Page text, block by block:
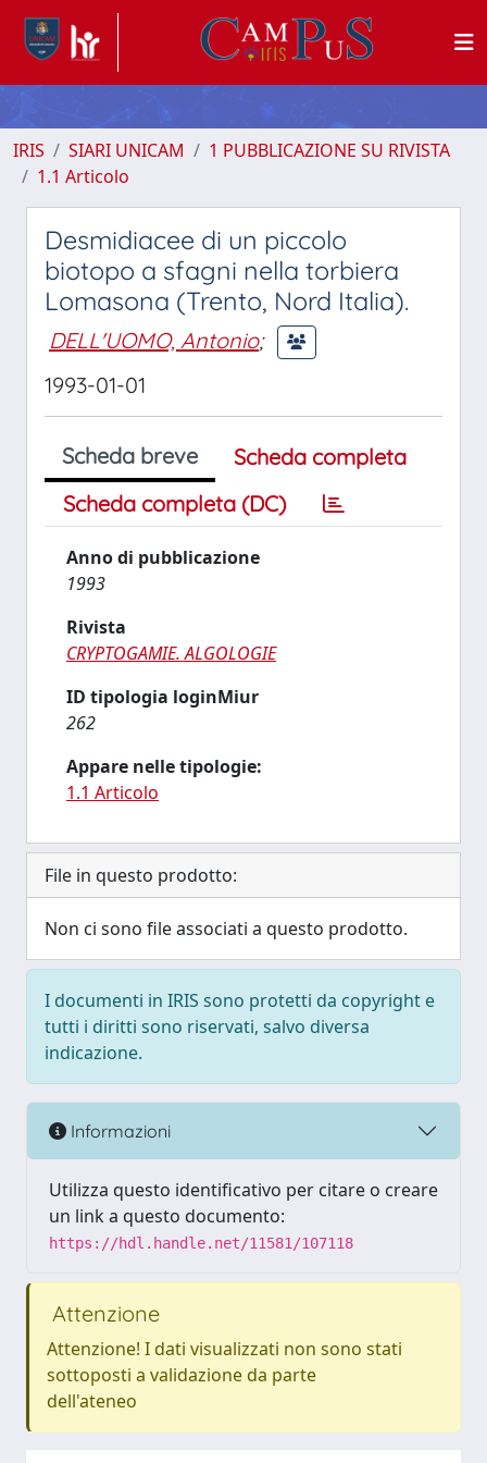
IRIS SIARI UNICAM
1 PUBBLICAZIONE SU RIVISTA
1.1 Articolo
Desmidiacee di un piccolo
biotopo a sfagni nella torbiera
Lomasona (Trento, Nord Italia).
DELL'UOMO, Antonio;
1993-01-01
Scheda breve
Scheda completa
Scheda completa (DC)
Anno di pubblicazione
1993
Rivista
CRYPTOGAMIE. ALGOLOGIE
ID tipologia loginMiur
262
Appare nelle tipologie:
1.1 Articolo
File in questo prodotto:
Non ci sono file associati a questo prodotto.
I documenti in IRIS sono protetti da copyright e
tutti i diritti sono riservati, salvo diversa
indicazione.
Informazioni
Utilizza questo identificativo per citare o creare
un link a questo documento:
https://hdl.handle.net/11581/107118
Attenzione
Attenzione! I dati visualizzati non sono stati
sottoposti a validazione da parte
dell'ateneo